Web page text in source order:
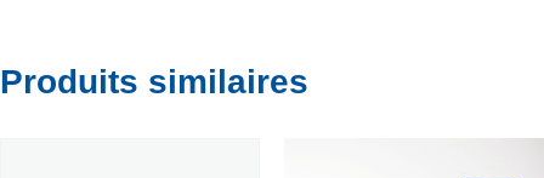
Produits similaires